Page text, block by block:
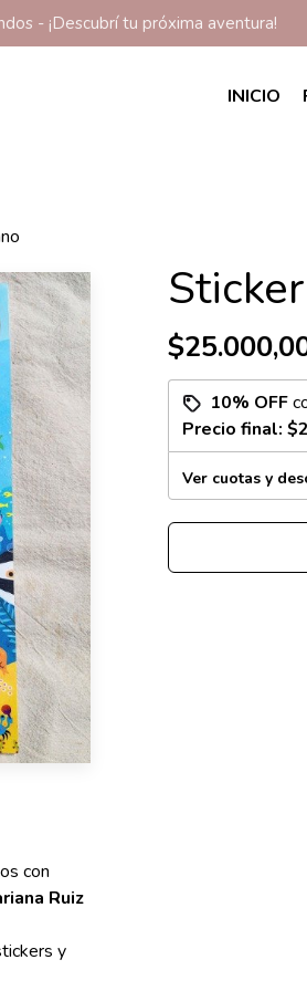
- ¡Descubrí tu próxima aventura!
INICIO
con
Ruiz
y
10% OFF
Precio final:
Ver cuotas y